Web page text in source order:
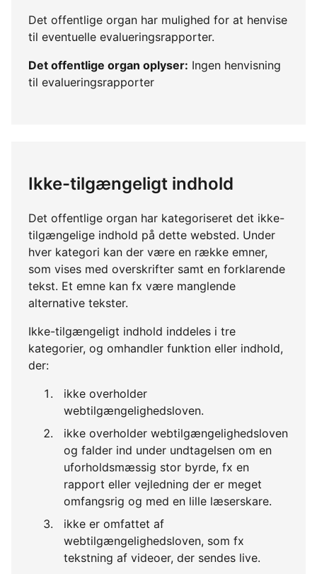
Det offentlige organ har mulighed for at henvise
til eventuelle evalueringsrapporter.
Det offentlige organ oplyser: Ingen henvisning
til evalueringsrapporter
Ikke-tilgængeligt indhold
Det offentlige organ har kategoriseret det ikke-
tilgængelige indhold på dette websted. Under
hver kategori kan der være en række emner,
som vises med overskrifter samt en forklarende
tekst. Et emne kan fx være manglende
alternative tekster.
Ikke-tilgængeligt indhold inddeles i tre
kategorier, og omhandler funktion eller indhold,
der:
ikke overholder
webtilgængelighedsloven.
ikke overholder webtilgængelighedsloven
og falder ind under undtagelsen om en
uforholdsmæssig stor byrde, fx en
rapport eller vejledning der er meget
omfangsrig og med en lille læserskare.
ikke er omfattet af
webtilgængelighedsloven, som fx
tekstning af videoer, der sendes live.